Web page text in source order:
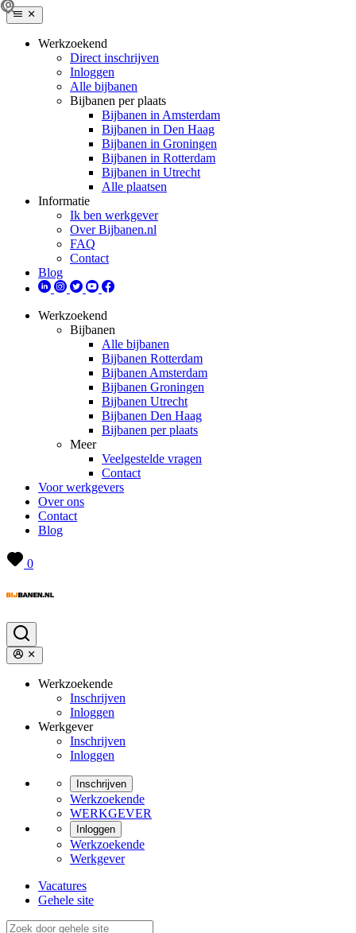
Werkzoekend
Direct inschrijven
Inloggen
Alle bijbanen
Bijbanen per plaats
Bijbanen in Amsterdam
Bijbanen in Den Haag
Bijbanen in Groningen
Bijbanen in Rotterdam
Bijbanen in Utrecht
Alle plaatsen
Informatie
Ik ben werkgever
Over Bijbanen.nl
FAQ
Contact
Blog
Werkzoekend
Bijbanen
Alle bijbanen
Bijbanen Rotterdam
Bijbanen Amsterdam
Bijbanen Groningen
Bijbanen Utrecht
Bijbanen Den Haag
Bijbanen per plaats
Meer
Veelgestelde vragen
Contact
Voor werkgevers
Over ons
Contact
Blog
0
Werkzoekende
Inschrijven
Inloggen
Werkgever
Inschrijven
Inloggen
Inschrijven
Werkzoekende
WERKGEVER
Inloggen
Werkzoekende
Werkgever
Vacatures
Gehele site